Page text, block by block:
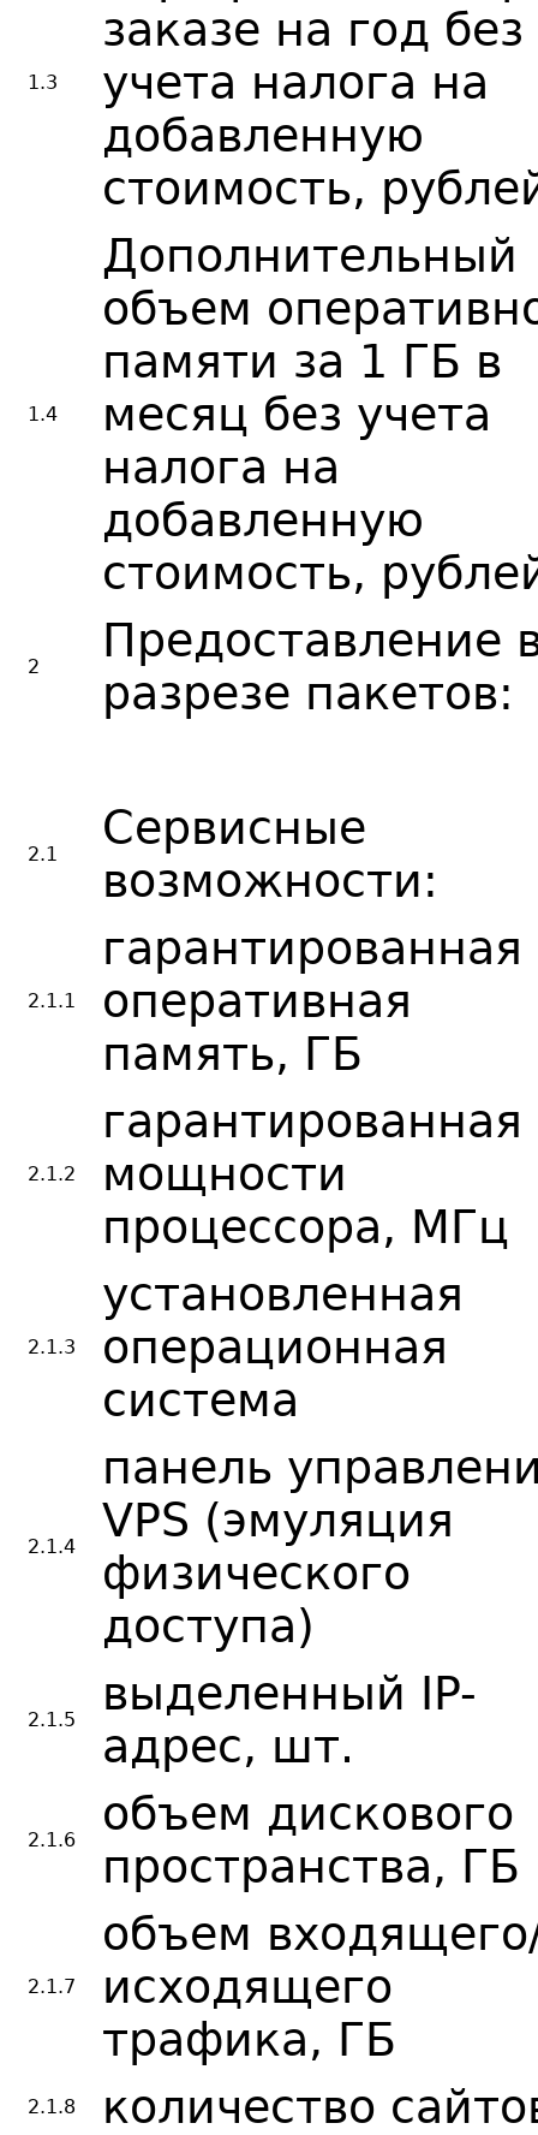
1.3
заказе на год без
учета налога на
добавленную
стоимость,
1.4
Дополнительный
объем
памяти за 1 ГБ в
месяц без учета
налога на
добавленную
стоимость,
2
Предоставление
разрезе пакетов:
2.1
Сервисные
возможности:
2.1.1
гарантированная
оперативная
память, ГБ
2.1.2
гарантированная
мощности
процессора, МГц
2.1.3
установленная
операционная
система
2.1.4
панель
VPS (эмуляция
физического
доступа)
2.1.5
выделенный IP-
адрес, шт.
2.1.6
объем дискового
пространства, ГБ
2.1.7
объем
исходящего
трафика, ГБ
2.1.8 количество